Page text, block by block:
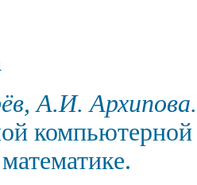
А.И.
компьютерной